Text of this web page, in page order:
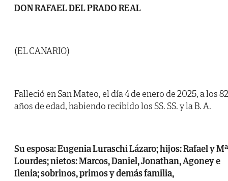
DON RAFAEL DEL PRADO REAL
(EL CANARIO)
Falleció en San Mateo, el día 4 de enero de 2025, a los 82
años de edad, habiendo recibido los SS. SS. y la B. A.
Su esposa: Eugenia Luraschi Lázaro; hijos: Rafael y Mª
Lourdes; nietos: Marcos, Daniel, Jonathan, Agoney e
Ilenia; sobrinos, primos y demás familia,